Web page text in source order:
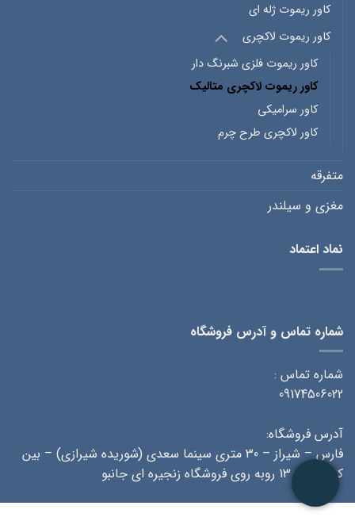
کاور ریموت ژله ای
کاور ریموت لاکچری
کاور ریموت فلزی شبرنگ دار
کاور ریموت لاکچری متالیک
کاور سرامیکی
کاور لاکچری طرح چرم
متفرقه
مغزی و سیلندر
نماد اعتماد
شماره تماس و آدرس فروشگاه
شماره تماس :
09174506022
آدرس فروشگاه:
فارس – شیراز – 30 متری سینما سعدی (شوریده شیرازی) – بین
کوچه 11 و 13 روبه روی فروشگاه زنجیره ای جانبو